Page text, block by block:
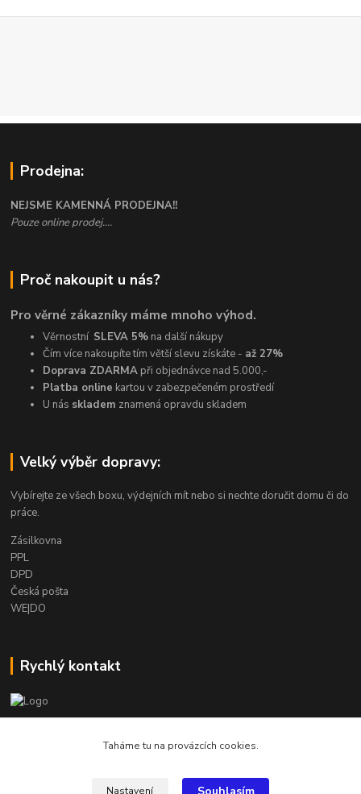
Prodejna:
NEJSME KAMENNÁ PRODEJNA!!
Pouze online prodej....
Proč nakoupit u nás?
Pro věrné zákazníky máme mnoho výhod.
Věrnostní SLEVA 5% na další nákupy
Čím více nakoupíte tím větší slevu získáte - až 27%
Doprava ZDARMA při objednávce nad 5.000,-
Platba online kartou v zabezpečeném prostředí
U nás skladem znamená opravdu skladem
Velký výběr dopravy:
Vybírejte ze všech boxu, výdejních mít nebo si nechte doručit domu či do
práce.
Zásilkovna
PPL
DPD
Česká pošta
WE|DO
Rychlý kontakt
info@armygalanterie.czTaháme tu na provázcích cookies.
Nastavení